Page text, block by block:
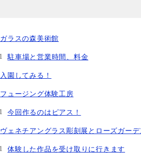
ガラスの森美術館
駐車場と営業時間、料金
入園してみる！
フュージング体験工房
今回作るのはピアス！
ヴェネチアングラス彫刻展とローズガーデ
体験した作品を受け取りに行きます